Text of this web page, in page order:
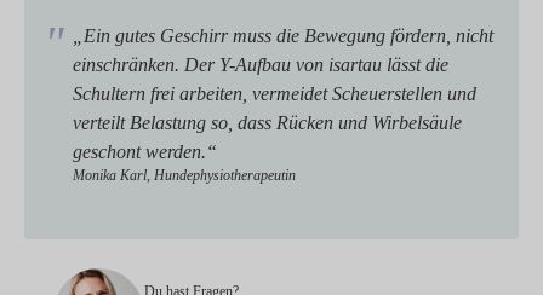
„Ein gutes Geschirr muss die Bewegung fördern, nicht
einschränken. Der Y-Aufbau von isartau lässt die
Schultern frei arbeiten, vermeidet Scheuerstellen und
verteilt Belastung so, dass Rücken und Wirbelsäule
geschont werden.“
Monika Karl, Hundephysiotherapeutin
Du hast Fragen?